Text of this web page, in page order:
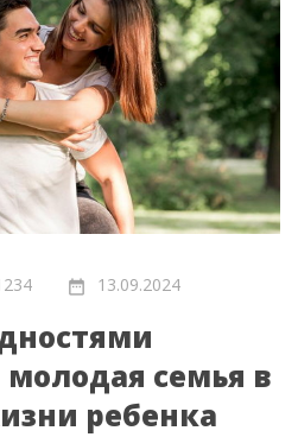
13.09.2024
молодая семья в
ребенка